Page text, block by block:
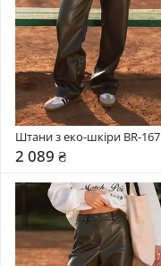
Штани з еко-шкіри BR-167
2 089 ₴